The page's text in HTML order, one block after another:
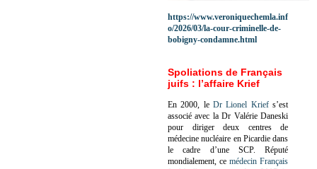
https://www.veroniquechemla.inf
o/2026/03/la-cour-criminelle-de-
bobigny-condamne.html
Spoliations de Français
juifs : l’affaire Krief
En 2000, le Dr Lionel Kriefs’est
associé avec la Dr Valérie Daneski
pour diriger deux centres de
médecine nucléaire en Picardie dans
le cadre d’une SCP. Réputé
mondialement, ce médecin Français